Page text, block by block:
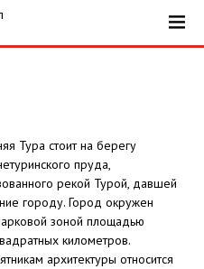
Тура стоит на берегу
пруда,
рекой Турой, давшей
городу. Город окружен
зоной площадью
километров.
архитектуры относится